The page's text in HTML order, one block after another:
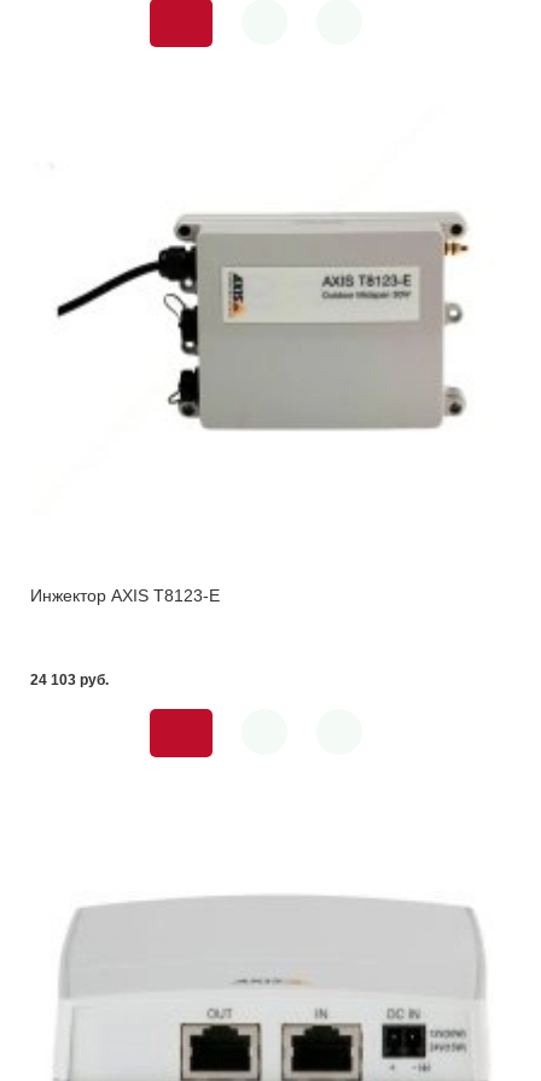
Инжектор AXIS T8123-E
24 103 pуб.